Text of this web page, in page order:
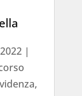
|
,